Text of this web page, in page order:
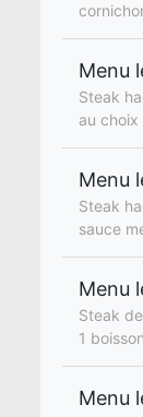
Menu
Steak
au
Menu
Steak
sauce
Menu
Steak
1
Menu